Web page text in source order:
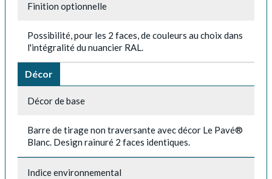
Finition optionnelle
Possibilité, pour les 2 faces, de couleurs au choix dans
l'intégralité du nuancier RAL.
Décor
Décor de base
Barre de tirage non traversante avec décor Le Pavé®
Blanc. Design rainuré 2 faces identiques.
Indice environnemental